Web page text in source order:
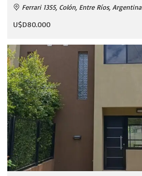
Ferrari 1355, Colón, Entre Ríos, Argentina
U$D80.000